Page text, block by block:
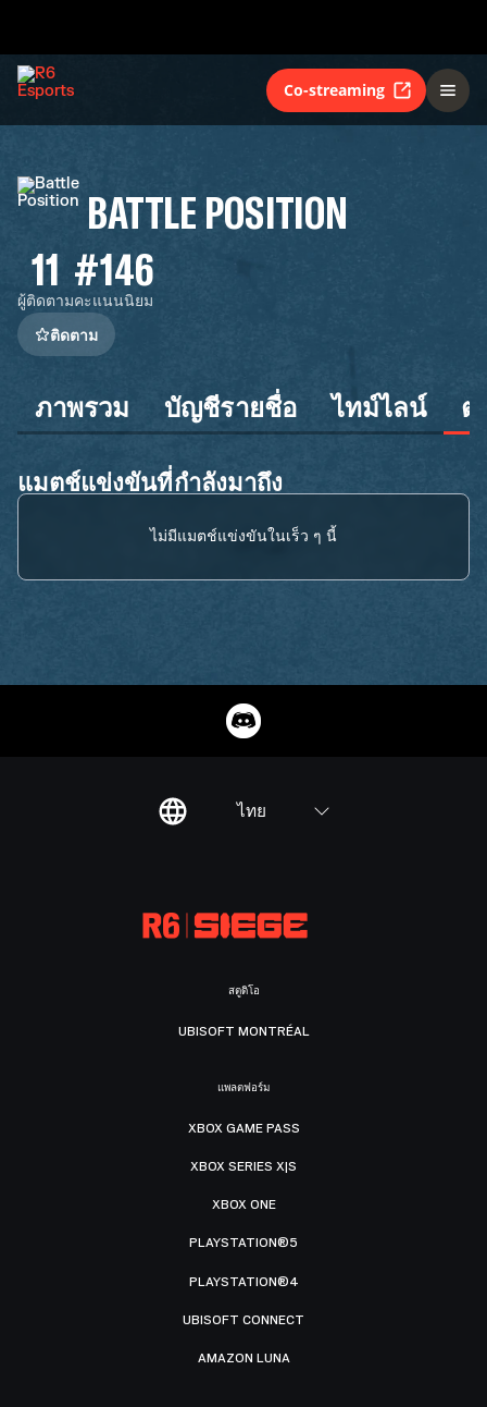
Co-streaming
BATTLE POSITION
11
ผู้ติดตาม
#146
คะแนนนิยม
ติดตาม
ภาพรวม บัญชีรายชื่อ ไทม์ไลน์ ต
แมตช์แข่งขันที่กำลังมาถึง
ไม่มีแมตช์แข่งขันในเร็ว ๆ นี้
ไทย
สตูดิโอ
UBISOFT MONTRÉAL
แพลตฟอร์ม
XBOX GAME PASS
XBOX SERIES X|S
XBOX ONE
PLAYSTATION®5
PLAYSTATION®4
UBISOFT CONNECT
AMAZON LUNA